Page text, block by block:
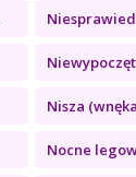
Nisza
Nocne